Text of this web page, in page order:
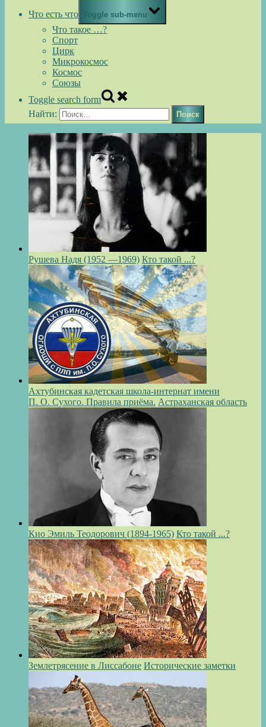
Что есть что Toggle sub-menu
Что такое …?
Спорт
Цирк
Микрокосмос
Космос
Союзы
Toggle search form
Найти:
Рушева Надя (1952 —1969) Кто такой ...?
Ахтубинская кадетская школа-интернат имени
П. О. Сухого. Правила приёма. Астраханская область
Кио Эмиль Теодорович (1894-1965) Кто такой ...?
Землетрясение в Лиссабоне Исторические заметки